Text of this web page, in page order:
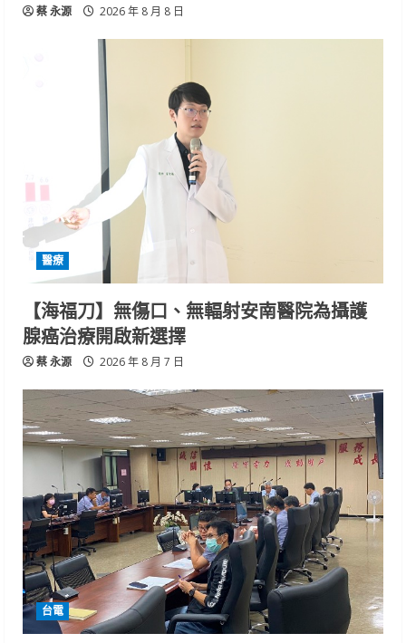
蔡 永源 2026 年 8 月 8 日
醫療
【海福刀】無傷口、無輻射安南醫院為攝護
腺癌治療開啟新選擇
蔡 永源 2026 年 8 月 7 日
台電